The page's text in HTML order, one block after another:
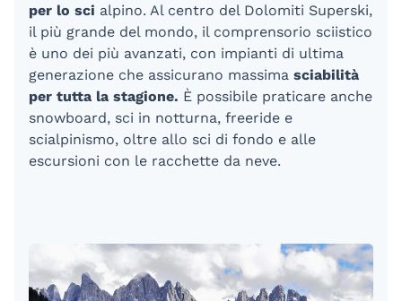
per lo sci alpino. Al centro del Dolomiti Superski,
il più grande del mondo, il comprensorio sciistico
è uno dei più avanzati, con impianti di ultima
generazione che assicurano massima sciabilità
per tutta la stagione. È possibile praticare anche
snowboard, sci in notturna, freeride e
scialpinismo, oltre allo sci di fondo e alle
escursioni con le racchette da neve.